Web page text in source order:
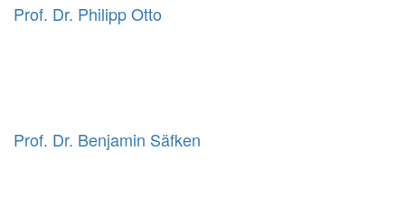
Prof. Dr. Philipp Otto
Prof. Dr. Benjamin Säfken